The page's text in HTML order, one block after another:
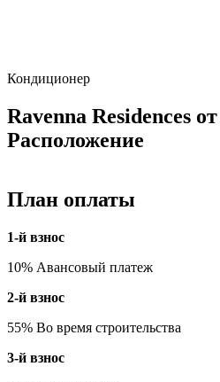
Кондиционер
Ravenna Residences
Расположение
План оплаты
1-й взнос
10% Авансовый платеж
2-й взнос
55% Во время строительства
3-й взнос